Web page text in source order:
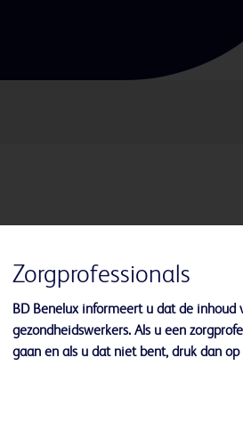
onder fluoroscopie, waardoor de
aanzienlijk wordt verbeterd
Puzzle™ tantaal markering zorgt voor
bedoeld om migratie tegen te gaan en te
van het lumen
Zorgprofessionals
BD Benelux informeert u dat de
gezondheidswerkers. Als u een
gaan en als u dat niet bent, druk dan